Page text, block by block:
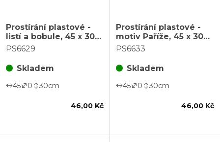
Prostírání plastové -
listí a bobule, 45 x 30
cm
PS6629
Skladem
45 0 30cm
46,00 Kč
Prostírání plastové -
motiv Paříže, 45 x 30
cm
PS6633
Skladem
45 0 30cm
46,00 Kč